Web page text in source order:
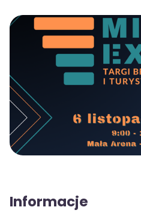
Informacje